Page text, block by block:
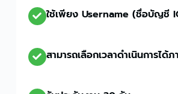
ใช้เพียง Username (ชื่อบัญชี
สามารถเลือกเวลาดำเนินการได้